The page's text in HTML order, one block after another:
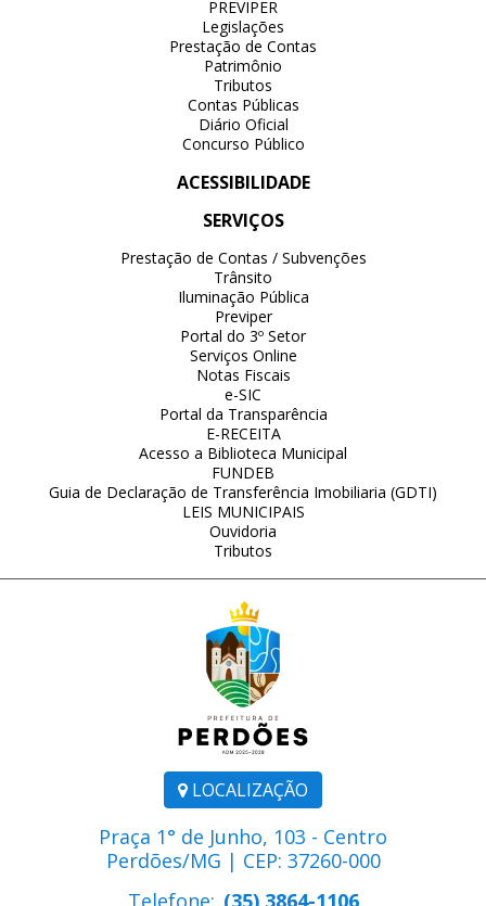
LOCALIZAÇÃO
Praça 1° de Junho, 103 - Centro
Perdões/MG | CEP: 37260-000
Telefone: (35) 3864-1106
PREVIPER
Legislações
Prestação de Contas
Patrimônio
Tributos
Contas Públicas
Diário Oficial
Concurso Público
ACESSIBILIDADE
SERVIÇOS
Prestação de Contas / Subvenções
Trânsito
Iluminação Pública
Previper
Portal do 3º Setor
Serviços Online
Notas Fiscais
e-SIC
Portal da Transparência
E-RECEITA
Acesso a Biblioteca Municipal
FUNDEB
Guia de Declaração de Transferência Imobiliaria (GDTI)
LEIS MUNICIPAIS
Ouvidoria
Tributos